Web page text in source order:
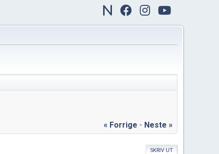
« Forrige - Neste »
SKRIV UT